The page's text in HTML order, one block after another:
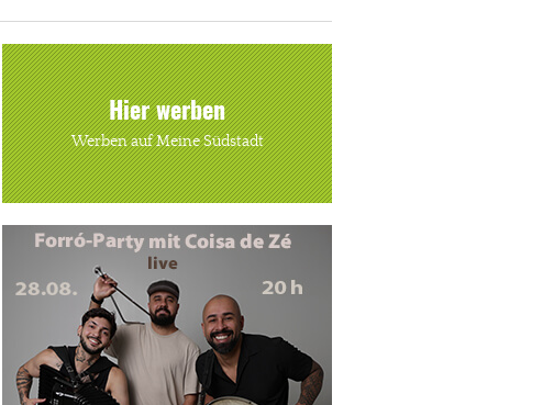
Hier werben
Werben auf Meine Südstadt